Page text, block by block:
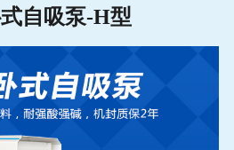
客户服务
联系我们
自吸泵-H型